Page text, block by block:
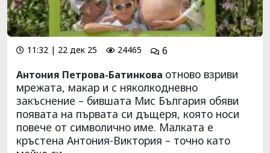
11:32 | 22 дек 25 24465
6
Антония Петрова-Батинкова отново взриви
мрежата, макар и с няколкодневно
закъснение – бившата Мис България обяви
появата на първата си дъщеря, която носи
повече от символично име. Малката е
кръстена Антония-Виктория – точно като